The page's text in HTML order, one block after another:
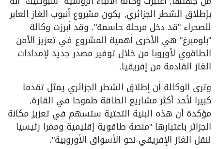
بإطلاق الشطر الجزائري, يكون مشروع أنبوب الغاز العابر
للصحراء "قد دخل مرحلة حاسمة". وقد أبرزت وكالة
"بلومبرغ" هي الأخرى أهمية المشروع في تعزيز الأمن
الطاقوي لأوروبا من خلال توفير مصدر جديد لإمدادات
الغاز القادمة من إفريقيا.
وترى الوكالة أن إطلاق الشطر الجزائري يمثل تقدما
كبيرا لأحد أكثر مشاريع الطاقة طموحا في القارة,
مؤكدة أن هذه البنية التحتية ستسهم في تعزيز مكانة
الجزائر باعتبارها "منصة طاقوية إقليمية وممرا رئيسيا
لنقل الغاز الإفريقي نحو الأسواق الأوروبية".